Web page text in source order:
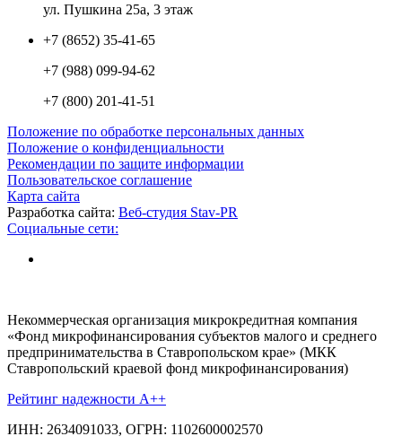
ул. Пушкина 25а, 3 этаж
+7 (8652) 35-41-65
+7 (988) 099-94-62
+7 (800) 201-41-51
Положение по обработке персональных данных
Положение о конфиденциальности
Рекомендации по защите информации
Пользовательское соглашение
Карта сайта
Разработка сайта: Веб-студия Stav-PR
Социальные сети:
Некоммерческая организация микрокредитная компания
«Фонд микрофинансирования субъектов малого и среднего
предпринимательства в Ставропольском крае» (МКК
Ставропольский краевой фонд микрофинансирования)
Рейтинг надежности A++
ИНН: 2634091033, ОГРН: 1102600002570